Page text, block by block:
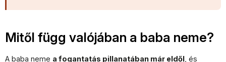
Mitől függ valójában a baba neme?
A baba neme a fogantatás pillanatában már eldől , és